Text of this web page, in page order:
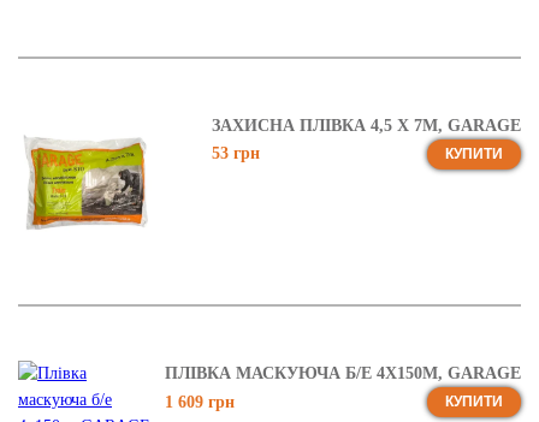
ЗАХИСНА ПЛІВКА 4,5 Х 7М, GARAGE
53 грн
КУПИТИ
ПЛІВКА МАСКУЮЧА Б/Е 4X150М, GARAGE
1 609 грн
КУПИТИ